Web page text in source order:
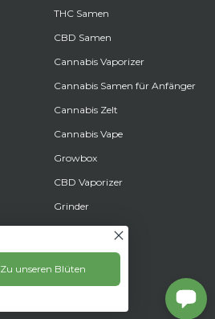
THC Samen
CBD Samen
Cannabis Vaporizer
Cannabis Samen für Anfänger
Cannabis Zelt
Cannabis Vape
Growbox
CBD Vaporizer
Grinder
Zu unseren Blüten